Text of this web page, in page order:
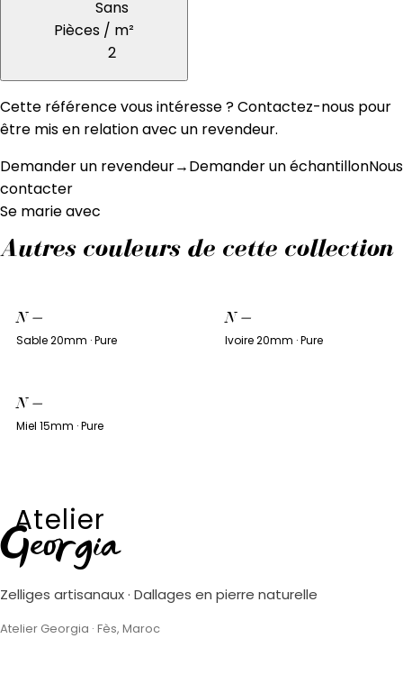
Sans
Pièces / m²
2
Cette référence vous intéresse ? Contactez-nous pour
être mis en relation avec un revendeur.
Demander un revendeur→Demander un échantillonNous
contacter
Se marie avec
Autres couleurs de cette collection
N —
Sable 20mm · Pure
N —
Ivoire 20mm · Pure
N —
Miel 15mm · Pure
Atelier
Georgia
Zelliges artisanaux · Dallages en pierre naturelle
Atelier Georgia · Fès, Maroc